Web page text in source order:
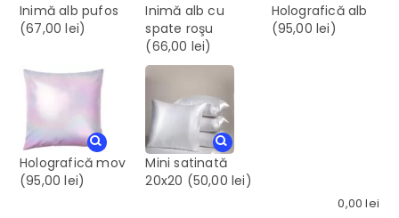
Inimă alb pufos
(67,00 lei)
Inimă alb cu
spate roşu
(66,00 lei)
Holografică alb
(95,00 lei)
Holografică mov
(95,00 lei)
Mini satinată
20x20 (50,00 lei)
0,00lei